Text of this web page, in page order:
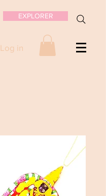
EXPLORER
Log in